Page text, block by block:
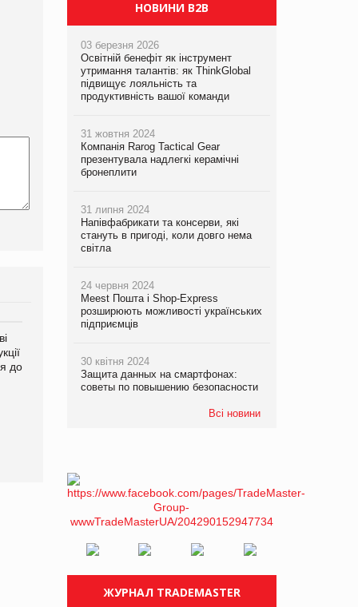
до
на європейський ринок
НОВИНИ B2B
03 березня 2026
Освітній бенефіт як інструмент
утримання талантів: як ThinkGlobal
підвищує лояльність та
продуктивність вашої команди
31 жовтня 2024
Компанія Rarog Tactical Gear
презентувала надлегкі керамічні
бронеплити
31 липня 2024
Напівфабрикати та консерви, які
стануть в пригоді, коли довго нема
світла
24 червня 2024
Meest Пошта і Shop-Express
розширюють можливості українських
підприємців
30 квітня 2024
Защита данных на смартфонах:
советы по повышению безопасности
Всі новини
ЖУРНАЛ TRADEMASTER